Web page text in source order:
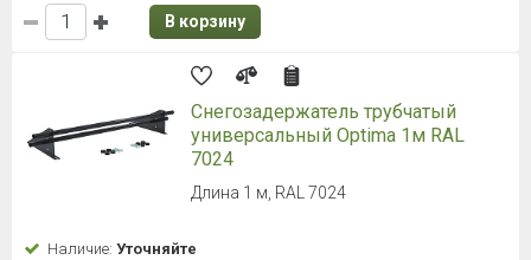
В корзину
Снегозадержатель трубчатый
универсальный Optima 1м RAL
7024
Длина 1 м, RAL 7024
Наличие: Уточняйте